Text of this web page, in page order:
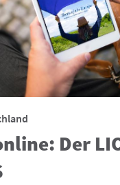
Der